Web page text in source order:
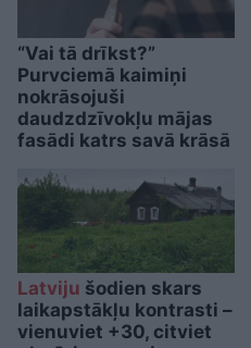
“Vai tā drīkst?”
Purvciemā kaimiņi
nokrāsojuši
daudzdzīvokļu mājas
fasādi katrs savā krāsā
Latviju šodien skars
laikapstākļu kontrasti –
vienuviet +30, citviet